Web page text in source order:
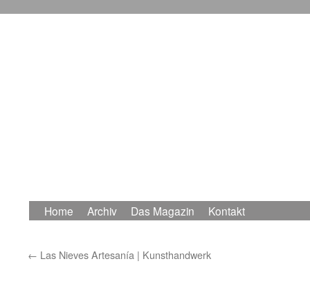
Zum
Home Archiv Das Magazin Kontakt
← Las Nieves Artesanía | Kunsthandwerk